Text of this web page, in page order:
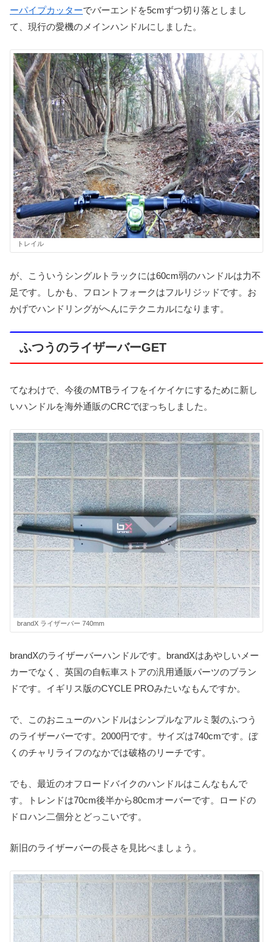
ーパイプカッターでバーエンドを5cmずつ切り落としまし
て、現行の愛機のメインハンドルにしました。
トレイル
が、こういうシングルトラックには60cm弱のハンドルは力不
足です。しかも、フロントフォークはフルリジッドです。お
かげでハンドリングがへんにテクニカルになります。
ふつうのライザーバーGET
てなわけで、今後のMTBライフをイケイケにするために新し
いハンドルを海外通販のCRCでぽっちしました。
brandX ライザーバー 740mm
brandXのライザーバーハンドルです。brandXはあやしいメー
カーでなく、英国の自転車ストアの汎用通販パーツのブラン
ドです。イギリス版のCYCLE PROみたいなもんですか。
で、このおニューのハンドルはシンプルなアルミ製のふつう
のライザーバーです。2000円です。サイズは740cmです。ぼ
くのチャリライフのなかでは破格のリーチです。
でも、最近のオフロードバイクのハンドルはこんなもんで
す。トレンドは70cm後半から80cmオーバーです。ロードの
ドロハン二個分とどっこいです。
新旧のライザーバーの長さを見比べましょう。